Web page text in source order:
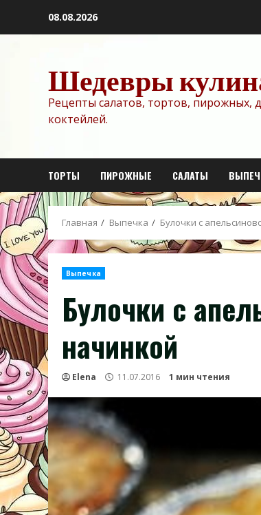
08.08.2026
Шедевры
Рецепты салатов, тортов, пирожных,
коктейлей.
ТОРТЫ ПИРОЖНЫЕ САЛАТЫ
Главная Выпечка Булочки с
Выпечка
Булочки с
начинкой
Elena 11.07.2016 1 мин чтения